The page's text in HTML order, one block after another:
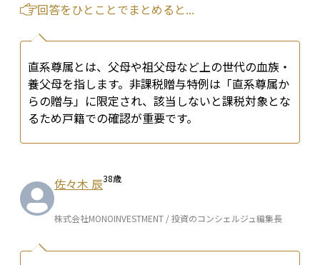
回答をひとことでまとめると...
直系尊属とは、父母や祖父母など上の世代の血族・
養父母を指します。非課税贈与特例は「直系尊属か
らの贈与」に限定され、該当しないと課税対象とな
るため戸籍での確認が重要です。
佐々木 辰38歳
株式会社MONOINVESTMENT / 投資のコンシェルジュ編集長